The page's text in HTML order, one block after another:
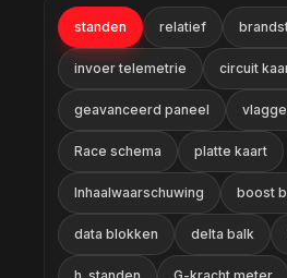
standen relatief
invoer telemetrie circuit
geavanceerd paneel
Race schema platte kaart
Inhaalwaarschuwing boost
data blokken delta balk